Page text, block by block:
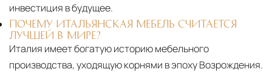
инвестиция в будущее.
ПОЧЕМУ ИТАЛЬЯНСКАЯ МЕБЕЛЬ СЧИТАЕТСЯ
ЛУЧШЕЙ В МИРЕ?
Италия имеет богатую историю мебельного
производства, уходящую корнями в эпоху Возрождения.